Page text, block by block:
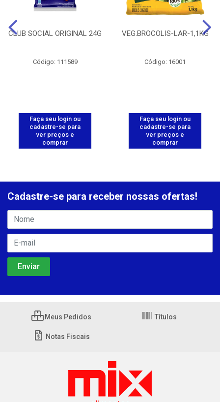
CLUB SOCIAL ORIGINAL 24G
Código: 111589
Faça seu login ou
cadastre-se para
ver preços e
comprar
VEG.BROCOLIS-LAR-1,1KG
Código: 16001
Faça seu login ou
cadastre-se para
ver preços e
comprar
Cadastre-se para receber nossas ofertas!
Meus Pedidos Títulos
Notas Fiscais